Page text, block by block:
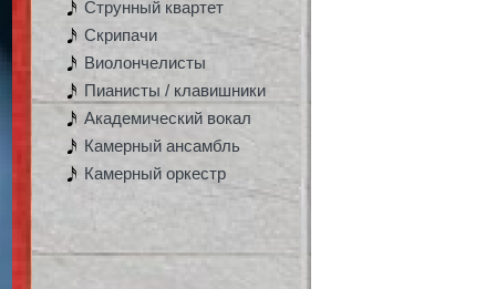
Струнный квартет
Скрипачи
Виолончелисты
Пианисты / клавишники
Академический вокал
Камерный ансамбль
Камерный оркестр